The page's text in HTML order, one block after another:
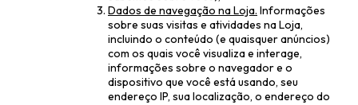
Dados de navegação na Loja. Informações
sobre suas visitas e atividades na Loja,
incluindo o conteúdo (e quaisquer anúncios)
com os quais você visualiza e interage,
informações sobre o navegador e o
dispositivo que você está usando, seu
endereço IP, sua localização, o endereço do